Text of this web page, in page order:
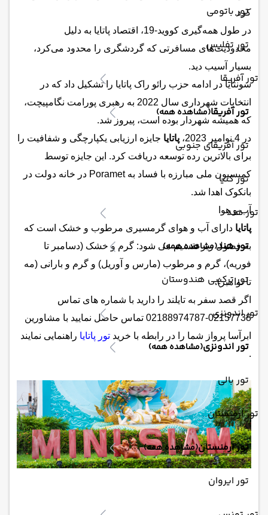
تور باتومی
تور تفلیس
تور آفریقا
تور آفریقا(مشاهده همه)
تور آفریقای جنوبی
تور کنیا
تور هند
تور هند(مشاهده همه)
تور ترکیبی هندوستان
تور اندونزی
تور اندونزی(مشاهده همه)
تور بالی
تور ارمنستان
تور ارمنستان(مشاهده همه)
تور ایروان
کرد.
در طول همه‌گیری کووید-19، اقتصاد پاتایا به دلیل
محدودیت‌های مسافرتی که گردشگری را محدود می‌کرد،
بسیار آسیب دید.
سونتایا در ادامه حزب رائو راک پاتایا را تشکیل داد که در
انتخابات شهرداری سال 2022 به رهبری پورامت نگامپیچت،
که همیشه شهردار بوده است، پیروز شد.
در 4 نوامبر 2023،
پاتایا جایزه ارزیابی یکپارچگی و شفافیت را
برای بالاترین رده توسعه دریافت کرد. این جایزه توسط
کمیسیون ملی مبارزه با فساد به Poramet در خانه دولت در
بانکوک اهدا شد.
آب و هوا
پاتایا دارای آب و هوای گرمسیری مرطوب و خشک است که
به فصول زیر تقسیم می شود: گرم و خشک (دسامبر تا
فوریه)، گرم و مرطوب (مارس و آوریل) و گرم و بارانی (مه
تا نوامبر).
اگر قصد سفر به تایلند را دارید با شماره های تماس
02157738-02188974787 تماس حاصل نمایید با مشاورین
ابرآسا پرواز شما را در رابطه با خرید تور پاتایا راهنمایی نمایند
.